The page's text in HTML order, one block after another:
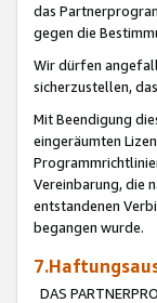
das
gegen die
Wir dürfen
sicherzustellen,
Mit Beendigung
eingeräumten
Vereinbarung, die
entstandenen
begangen wurde.
DAS